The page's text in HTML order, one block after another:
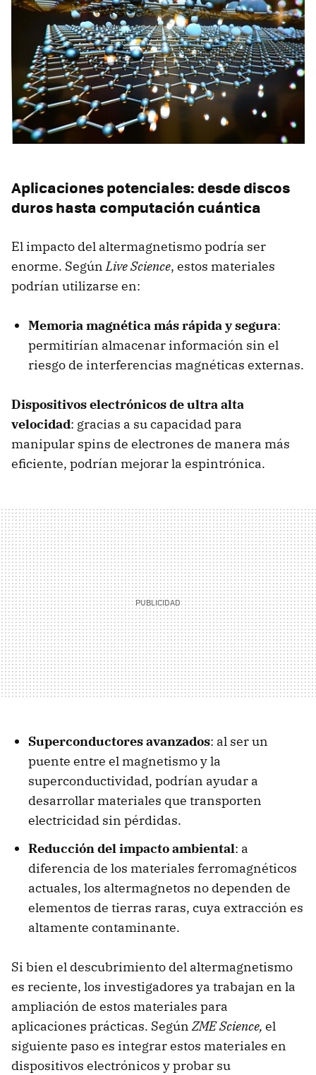
Aplicaciones potenciales: desde discos
duros hasta computación cuántica
El impacto del altermagnetismo podría ser
enorme. SegúnLive Science, estos materiales
podrían utilizarse en:
Memoria magnética más rápida y segura:
permitirían almacenar información sin el
riesgo de interferencias magnéticas externas.
Dispositivos electrónicos de ultra alta
velocidad: gracias a su capacidad para
manipular spins de electrones de manera más
eficiente, podrían mejorar la espintrónica.
Superconductores avanzados: al ser un
puente entre el magnetismo y la
superconductividad, podrían ayudar a
desarrollar materiales que transporten
electricidad sin pérdidas.
Reducción del impacto ambiental: a
diferencia de los materiales ferromagnéticos
actuales, los altermagnetos no dependen de
elementos de tierras raras, cuya extracción es
altamente contaminante.
Si bien el descubrimiento del altermagnetismo
es reciente, los investigadores ya trabajan en la
ampliación de estos materiales para
aplicaciones prácticas. SegúnZME Science, el
siguiente paso es integrar estos materiales en
dispositivos electrónicos y probar su